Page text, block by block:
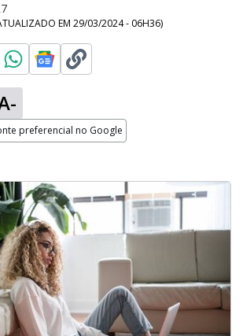
EM 29/03/2024 - 06H36)
preferencial no Google